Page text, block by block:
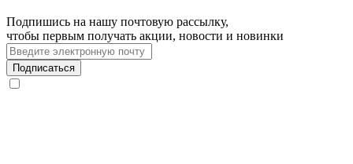
Подпишись на нашу почтовую рассылку,
чтобы первым получать акции, новости и новинки
Подписаться